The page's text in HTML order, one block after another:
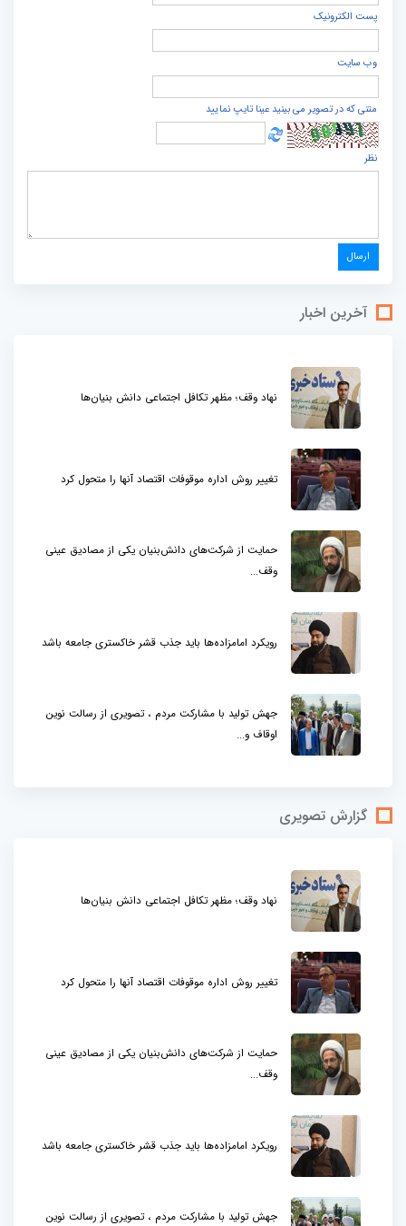
پست الكترونيک
وب سایت
متنی که در تصویر می بینید عینا تایپ نمایید
نظر
آخرین اخبار
نهاد وقف؛ مظهر تکافل اجتماعی دانش بنیان‌ها
تغییر روش اداره موقوفات اقتصاد آنها را متحول کرد
حمایت از شرکت‌های دانش‌بنیان یکی از مصادیق عینی
وقف...
رویکرد امامزاده‌ها باید جذب قشر خاکستری جامعه باشد
جهش تولید با مشارکت مردم ، تصویری از رسالت نوین
اوقاف و...
گزارش تصویری
نهاد وقف؛ مظهر تکافل اجتماعی دانش بنیان‌ها
تغییر روش اداره موقوفات اقتصاد آنها را متحول کرد
حمایت از شرکت‌های دانش‌بنیان یکی از مصادیق عینی
وقف...
رویکرد امامزاده‌ها باید جذب قشر خاکستری جامعه باشد
جهش تولید با مشارکت مردم ، تصویری از رسالت نوین